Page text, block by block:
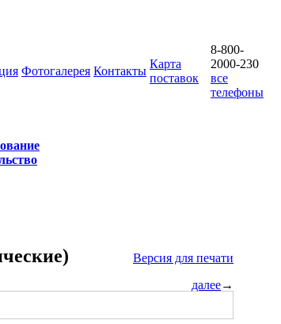
Фотогалерея Контакты
Карта
поставок
8-800-
2000-230
все
телефоны
Версия для печати
далее→